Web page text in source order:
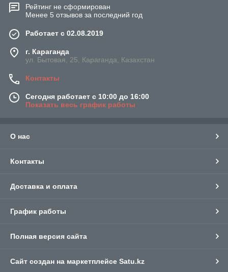
Рейтинг не сформирован
Менее 5 отзывов за последний год
Работает с 02.08.2019
г. Караганда
ул. Бытовая, 25, Караганда, Казахстан
Контакты
Сегодня работает с 10:00 до 16:00
Показать весь график работы
О нас
Контакты
Доставка и оплата
График работы
Полная версия сайта
Сайт создан на маркетплейсе Satu.kz